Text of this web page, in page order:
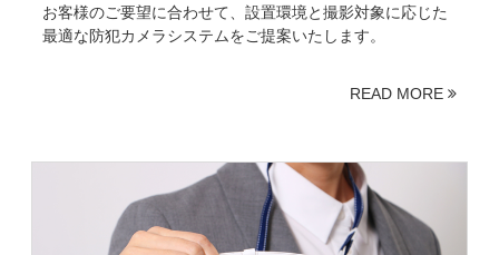
お客様のご要望に合わせて、設置環境と撮影対象に応じた
最適な防犯カメラシステムをご提案いたします。
READ MORE